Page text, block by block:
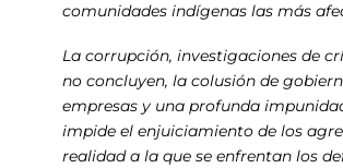
comunidades indígenas las más
La corrupción, investigaciones de
no concluyen, la colusión de
empresas y una profunda
impide el enjuiciamiento de los
realidad a la que se enfrentan los